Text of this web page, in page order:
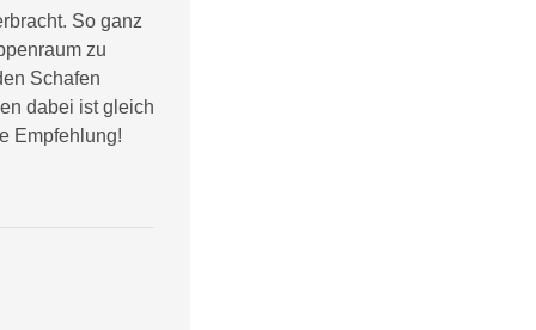
So ganz
zu
Schafen
dabei ist gleich
Empfehlung!